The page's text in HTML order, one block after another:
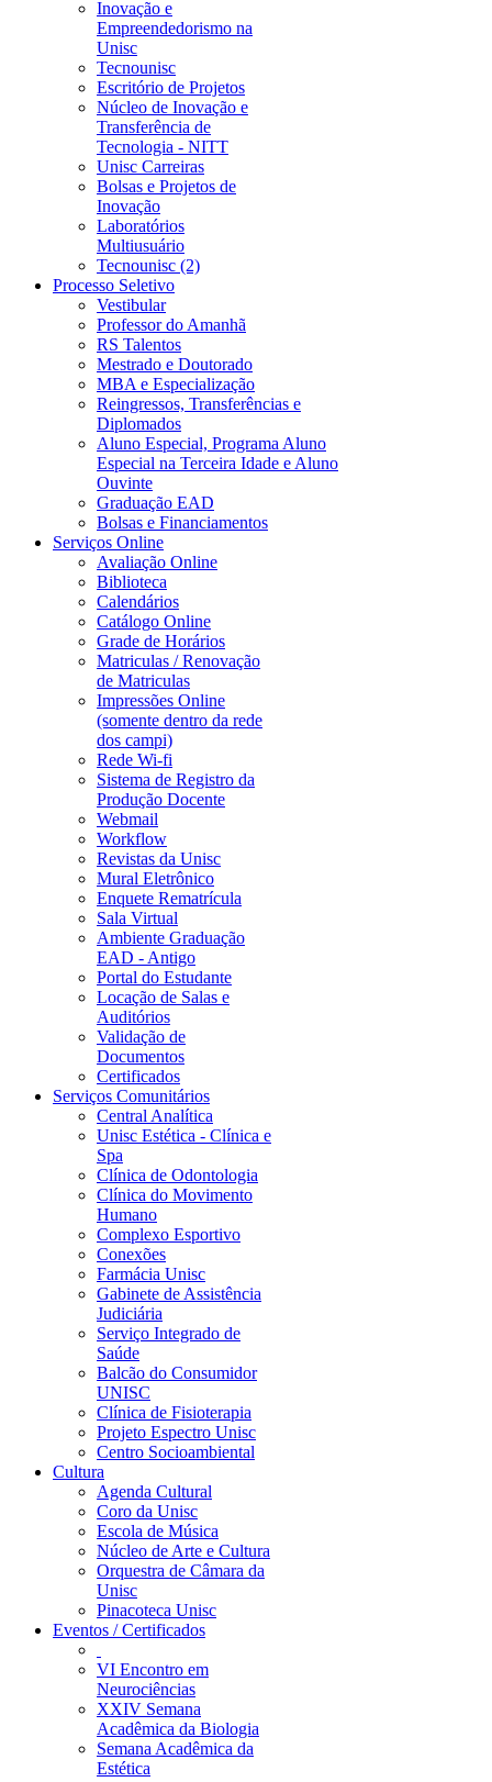
Inovação e
Empreendedorismo na
Unisc
Tecnounisc
Escritório de Projetos
Núcleo de Inovação e
Transferência de
Tecnologia - NITT
Unisc Carreiras
Bolsas e Projetos de
Inovação
Laboratórios
Multiusuário
Tecnounisc (2)
Processo Seletivo
Vestibular
Professor do Amanhã
RS Talentos
Mestrado e Doutorado
MBA e Especialização
Reingressos, Transferências e
Diplomados
Aluno Especial, Programa Aluno
Especial na Terceira Idade e Aluno
Ouvinte
Graduação EAD
Bolsas e Financiamentos
Serviços Online
Avaliação Online
Biblioteca
Calendários
Catálogo Online
Grade de Horários
Matriculas / Renovação
de Matriculas
Impressões Online
(somente dentro da rede
dos campi)
Rede Wi-fi
Sistema de Registro da
Produção Docente
Webmail
Workflow
Revistas da Unisc
Mural Eletrônico
Enquete Rematrícula
Sala Virtual
Ambiente Graduação
EAD - Antigo
Portal do Estudante
Locação de Salas e
Auditórios
Validação de
Documentos
Certificados
Serviços Comunitários
Central Analítica
Unisc Estética - Clínica e
Spa
Clínica de Odontologia
Clínica do Movimento
Humano
Complexo Esportivo
Conexões
Farmácia Unisc
Gabinete de Assistência
Judiciária
Serviço Integrado de
Saúde
Balcão do Consumidor
UNISC
Clínica de Fisioterapia
Projeto Espectro Unisc
Centro Socioambiental
Cultura
Agenda Cultural
Coro da Unisc
Escola de Música
Núcleo de Arte e Cultura
Orquestra de Câmara da
Unisc
Pinacoteca Unisc
Eventos / Certificados
VI Encontro em
Neurociências
XXIV Semana
Acadêmica da Biologia
Semana Acadêmica da
Estética